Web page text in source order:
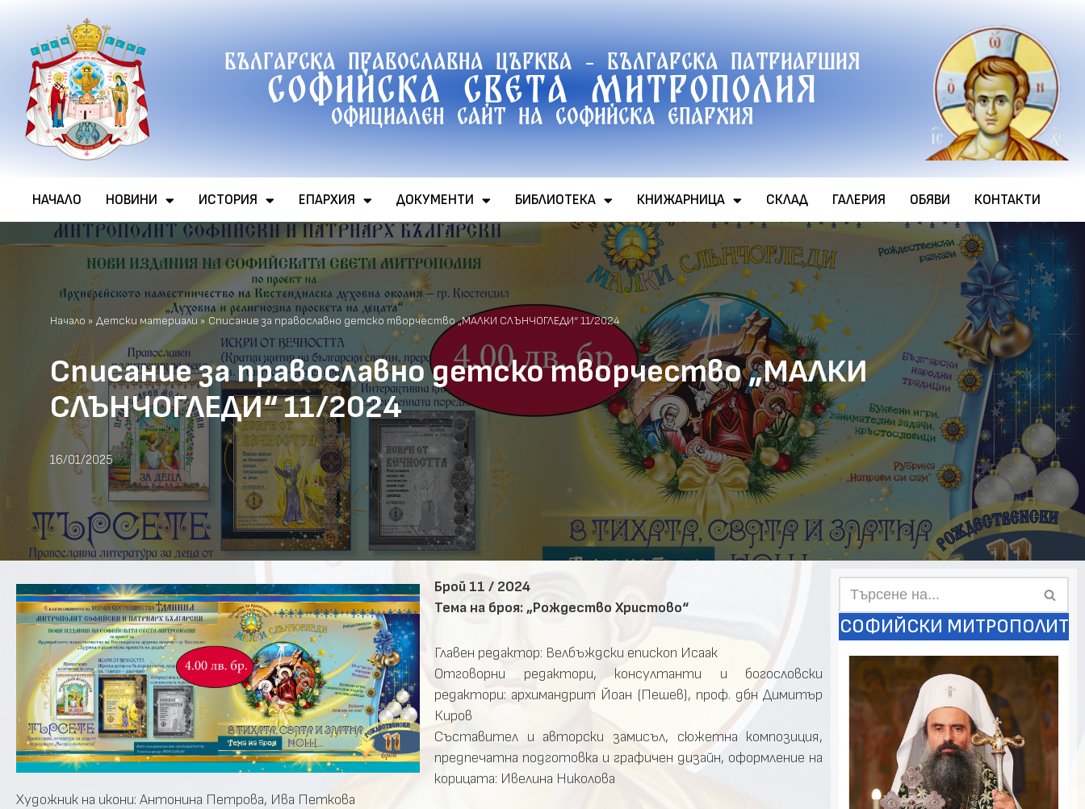
Продължете
към
съдържанието
Българска православна църква - Българска патриаршия
Софийска света митрополия
Официален сайт на софийска епархия
НАЧАЛО НОВИНИ ИСТОРИЯ ЕПАРХИЯ ДОКУМЕНТИ БИБЛИОТЕКА КНИЖАРНИЦА СКЛАД ГАЛЕРИЯ ОБЯВИ КОНТАКТИ
Начало » Детски материали» Списание за православно детско творчество „МАЛКИ СЛЪНЧОГЛЕДИ“ 11/2024
Списание за православно детско творчество „МАЛКИ
СЛЪНЧОГЛЕДИ“ 11/2024
16/01/2025
Брой 11 / 2024
Тема на броя: „Рождество Христово“
Главен редактор: Велбъждски епископ Исаак
Отговорни редактори, консултанти и богословски
редактори: архимандрит Йоан (Пешев), проф. дбн Димитър
Киров
Съставител и авторски замисъл, сюжетна композиция,
предпечатна подготовка и графичен дизайн, оформление на
корицата: Ивелина Николова
Художник на икони: Антонина Петрова, Ива Петкова
СОФИЙСКИ МИТРОПОЛИТ